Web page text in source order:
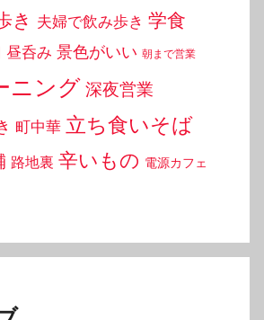
き 夫婦で飲み歩き 学食
昼呑み 景色がいい 朝まで営業
ニング 深夜営業
町中華 立ち食いそば
路地裏 辛いもの 電源カフェ